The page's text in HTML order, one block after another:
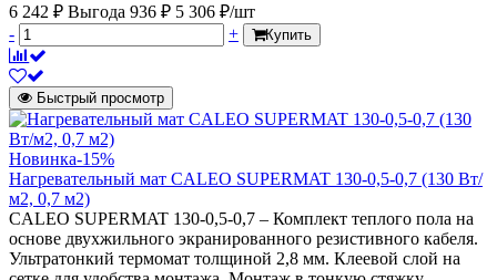
6 242 ₽ Выгода 936 ₽ 5 306 ₽/шт
-
+ Купить
Быстрый просмотр
Новинка-15%
Нагревательный мат CALEO SUPERMAT 130-0,5-0,7 (130 Вт/
м2, 0,7 м2)
CALEO SUPERMAT 130-0,5-0,7 – Комплект теплого пола на
основе двухжильного экранированного резистивного кабеля.
Ультратонкий термомат толщиной 2,8 мм. Клеевой слой на